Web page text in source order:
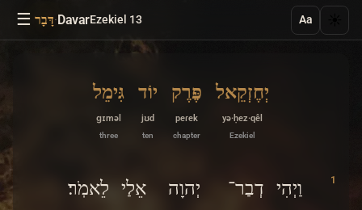
☰ דָּבָר·DavarEzekiel 13 Aa
יְחֶזְקֵאל
yə·ḥez·qêl
Ezekiel
פֶּרֶק
peɾek
chapter
יוֹד
jʊd
ten
גִּימֵל
ɡɪməl
three
1 וַיְהִי דְבַר־ יְהוָה אֵלַי לֵאמֹֽר׃